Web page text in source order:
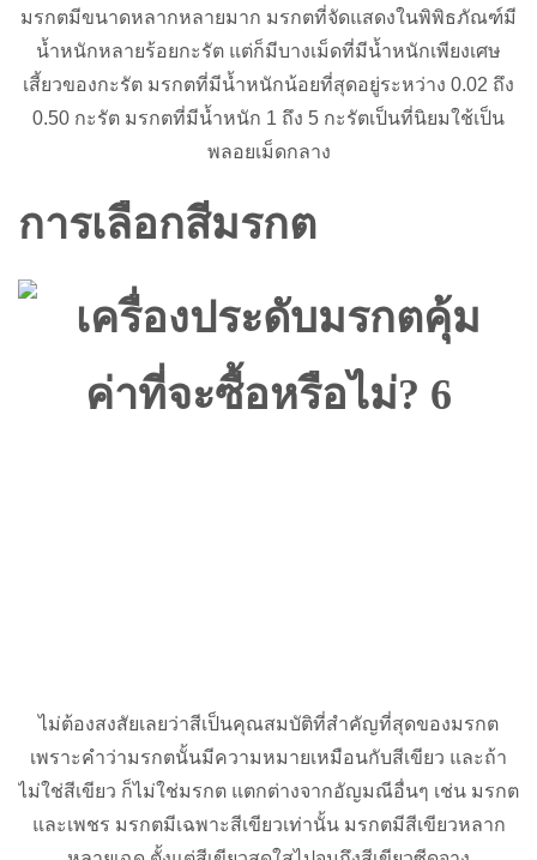
มรกตมีขนาดหลากหลายมาก มรกตที่จัดแสดงในพิพิธภัณฑ์มี
น้ำหนักหลายร้อยกะรัต แต่ก็มีบางเม็ดที่มีน้ำหนักเพียงเศษ
เสี้ยวของกะรัต มรกตที่มีน้ำหนักน้อยที่สุดอยู่ระหว่าง 0.02 ถึง
0.50 กะรัต มรกตที่มีน้ำหนัก 1 ถึง 5 กะรัตเป็นที่นิยมใช้เป็น
พลอยเม็ดกลาง
การเลือกสีมรกต
ไม่ต้องสงสัยเลยว่าสีเป็นคุณสมบัติที่สำคัญที่สุดของมรกต
เพราะคำว่ามรกตนั้นมีความหมายเหมือนกับสีเขียว และถ้า
ไม่ใช่สีเขียว ก็ไม่ใช่มรกต แตกต่างจากอัญมณีอื่นๆ เช่น มรกต
และเพชร มรกตมีเฉพาะสีเขียวเท่านั้น มรกตมีสีเขียวหลาก